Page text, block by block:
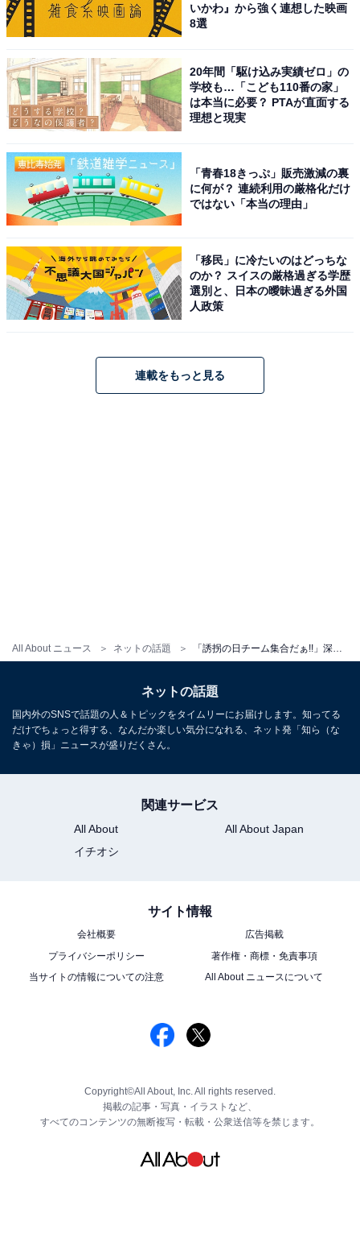
All About ニュース ネットの話題 「誘拐の日チーム集合だぁ!!」深澤辰哉、共演者ショットに反響「語尾可愛すぎだろ」「関係が続いていて素敵」
いかわ』から強く連想した映画
8選
20年間「駆け込み実績ゼロ」の
学校も…「こども110番の家」
は本当に必要？ PTAが直面する
理想と現実
「青春18きっぷ」販売激減の裏
に何が？ 連続利用の厳格化だけ
ではない「本当の理由」
「移民」に冷たいのはどっちな
のか？ スイスの厳格過ぎる学歴
選別と、日本の曖昧過ぎる外国
人政策
連載をもっと見る
ネットの話題
国内外のSNSで話題の人＆トピックをタイムリーにお届けします。知ってる
だけでちょっと得する、なんだか楽しい気分になれる、ネット発「知ら（な
きゃ）損」ニュースが盛りだくさん。
関連サービス
All About
All About Japan
イチオシ
サイト情報
会社概要
広告掲載
プライバシーポリシー
著作権・商標・免責事項
当サイトの情報についての注意
All About ニュースについて
Copyright©All About, Inc. All rights reserved.
掲載の記事・写真・イラストなど、
すべてのコンテンツの無断複写・転載・公衆送信等を禁じます。